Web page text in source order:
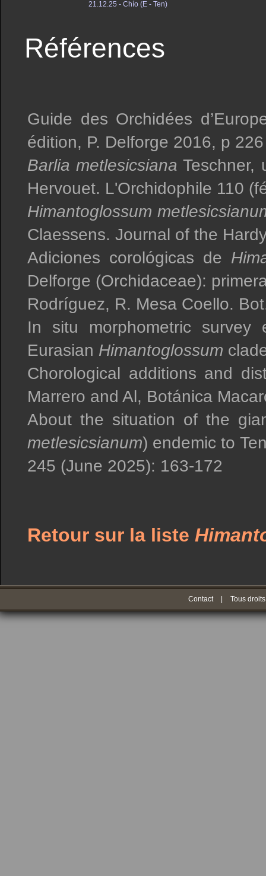
21.12.25 - Chío (E - Ten)
Références
Guide des Orchidées
édition, P. Delforge 2016, p 226
Barlia metlesicsiana Teschner,
Hervouet. L'Orchidophile 110
Himantoglossum
Claessens. Journal of the
Adiciones corológicas de
Delforge (Orchidaceae):
Rodríguez, R. Mesa Coello.
In situ morphometric survey
Eurasian Himantoglossum
Chorological additions and
Marrero and Al, Botánica
About the situation of the
metlesicsianum) endemic to
245 (June 2025): 163-172
Retour sur la liste
Contact Tous